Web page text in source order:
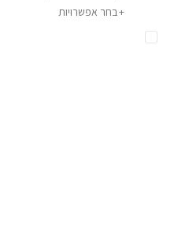
בחר אפשרויות